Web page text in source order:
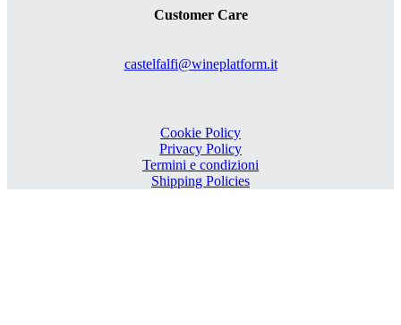
Customer Care
castelfalfi@wineplatform.it
Cookie Policy
Privacy Policy
Termini e condizioni
Shipping Policies